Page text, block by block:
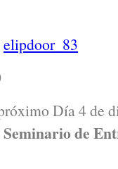
Día 4 de
Seminario de